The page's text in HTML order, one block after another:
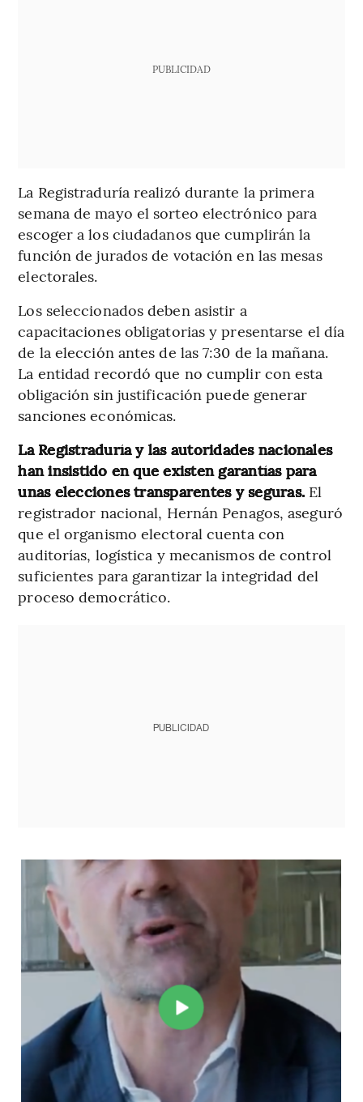
PUBLICIDAD
La Registraduría realizó durante la primera
semana de mayo el sorteo electrónico para
escoger a los ciudadanos que cumplirán la
función de jurados de votación en las mesas
electorales.
Los seleccionados deben asistir a
capacitaciones obligatorias y presentarse el día
de la elección antes de las 7:30 de la mañana.
La entidad recordó que no cumplir con esta
obligación sin justificación puede generar
sanciones económicas.
La Registraduría y las autoridades nacionales
han insistido en que existen garantías para
unas elecciones transparentes y seguras. El
registrador nacional, Hernán Penagos, aseguró
que el organismo electoral cuenta con
auditorías, logística y mecanismos de control
suficientes para garantizar la integridad del
proceso democrático.
PUBLICIDAD